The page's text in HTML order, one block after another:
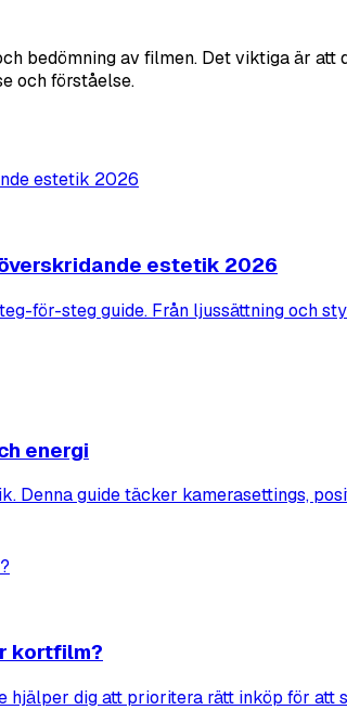
bedömning av filmen. Det viktiga är
och förståelse.
estetik 2026
för-steg guide. Från ljussättning och
energi
Denna guide täcker kamerasettings,
kortfilm?
dig att prioritera rätt inköp för